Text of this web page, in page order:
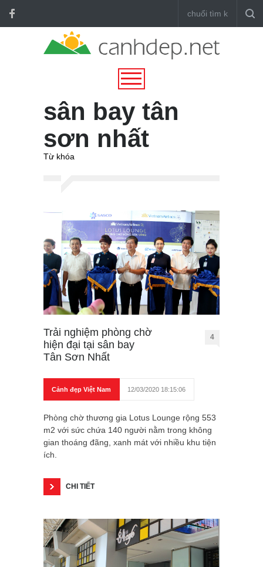
sân bay tân
sơn nhất
Từ khóa
Trải nghiệm phòng chờ
hiện đại tại sân bay
Tân Sơn Nhất
4
Cảnh đẹp Việt Nam 12/03/2020 18:15:06
Phòng chờ thương gia Lotus Lounge rộng 553
m2 với sức chứa 140 người nằm trong không
gian thoáng đãng, xanh mát với nhiều khu tiện
ích.
CHI TIẾT